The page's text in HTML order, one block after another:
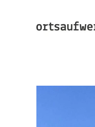
Skip to main